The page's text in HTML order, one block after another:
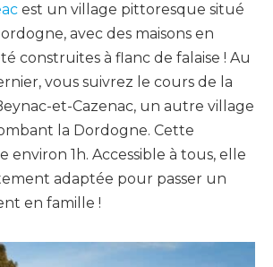
est un village pittoresque situé
avec des maisons en
construites à flanc de falaise ! Au
vous suivrez le cours de la
et-Cazenac, un autre village
la Dordogne. Cette
environ 1h. Accessible à tous, elle
adaptée pour passer un
en famille !